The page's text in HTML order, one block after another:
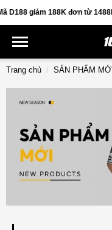
D188 giảm 188K đơn từ 1488K
Trang chủ SẢN PHẨM MỚI